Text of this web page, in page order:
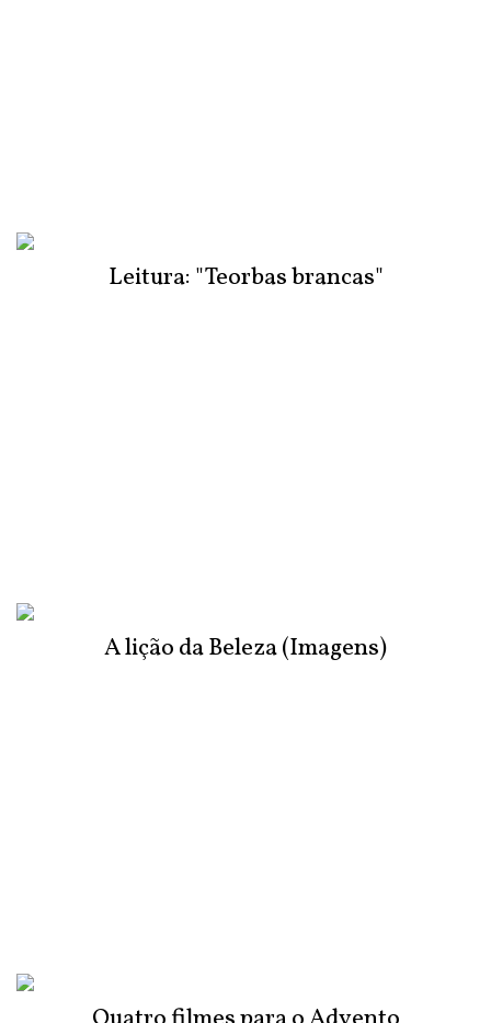
Leitura: "Teorbas brancas"
A lição da Beleza (Imagens)